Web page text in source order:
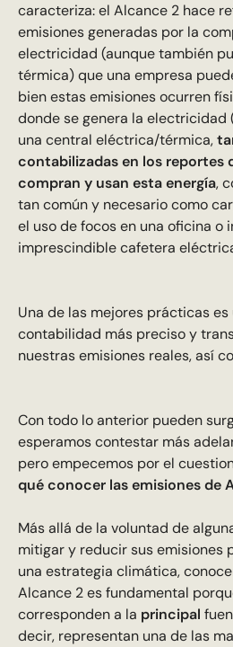
caracteriza: el Alcance 2 hace
emisiones generadas por la
electricidad (aunque también
térmica) que una empresa
bien estas emisiones ocurren
donde se genera la electricidad
una central eléctrica/térmica,
contabilizadas en los reportes
compran y usan esta energía,
tan común y necesario como
el uso de focos en una oficina o
imprescindible cafetera
Una de las mejores prácticas
contabilidad más preciso y
nuestras emisiones reales, así
Con todo lo anterior pueden
esperamos contestar más
pero empecemos por el
qué conocer las emisiones de
Más allá de la voluntad de
mitigar y reducir sus emisiones
una estrategia climática,
Alcance 2 es fundamental
corresponden a la principal
decir, representan una de las